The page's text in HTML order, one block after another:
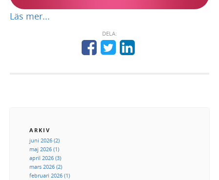
Läs mer...
DELA:
ARKIV
juni 2026 (2)
maj 2026 (1)
april 2026 (3)
mars 2026 (2)
februari 2026 (1)